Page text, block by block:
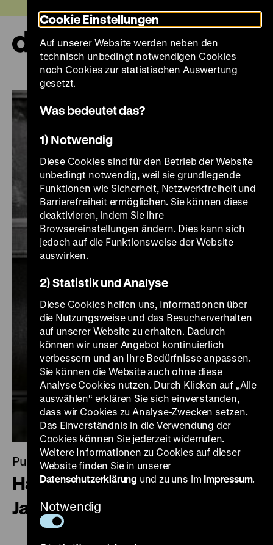
zum
Seiteninhalt
springen
Publikation
Hannah Arendt und das 20.
Jahrhundert
Cookie Einstellungen
Auf unserer Website werden neben den
technisch unbedingt notwendigen Cookies
noch Cookies zur statistischen Auswertung
gesetzt.
Was bedeutet das?
1) Notwendig
Diese Cookies sind für den Betrieb der Website
unbedingt notwendig, weil sie grundlegende
Funktionen wie Sicherheit, Netzwerkfreiheit und
Barrierefreiheit ermöglichen. Sie können diese
deaktivieren, indem Sie ihre
Browsereinstellungen ändern. Dies kann sich
jedoch auf die Funktionsweise der Website
auswirken.
2) Statistik und Analyse
Diese Cookies helfen uns, Informationen über
die Nutzungsweise und das Besucherverhalten
auf unserer Website zu erhalten. Dadurch
können wir unser Angebot kontinuierlich
verbessern und an Ihre Bedürfnisse anpassen.
Sie können die Website auch ohne diese
Analyse Cookies nutzen. Durch Klicken auf „Alle
auswählen“ erklären Sie sich einverstanden,
dass wir Cookies zu Analyse-Zwecken setzen.
Das Einverständnis in die Verwendung der
Cookies können Sie jederzeit widerrufen.
Weitere Informationen zu Cookies auf dieser
Website finden Sie in unserer
Datenschutzerklärung und zu uns im Impressum.
Notwendig